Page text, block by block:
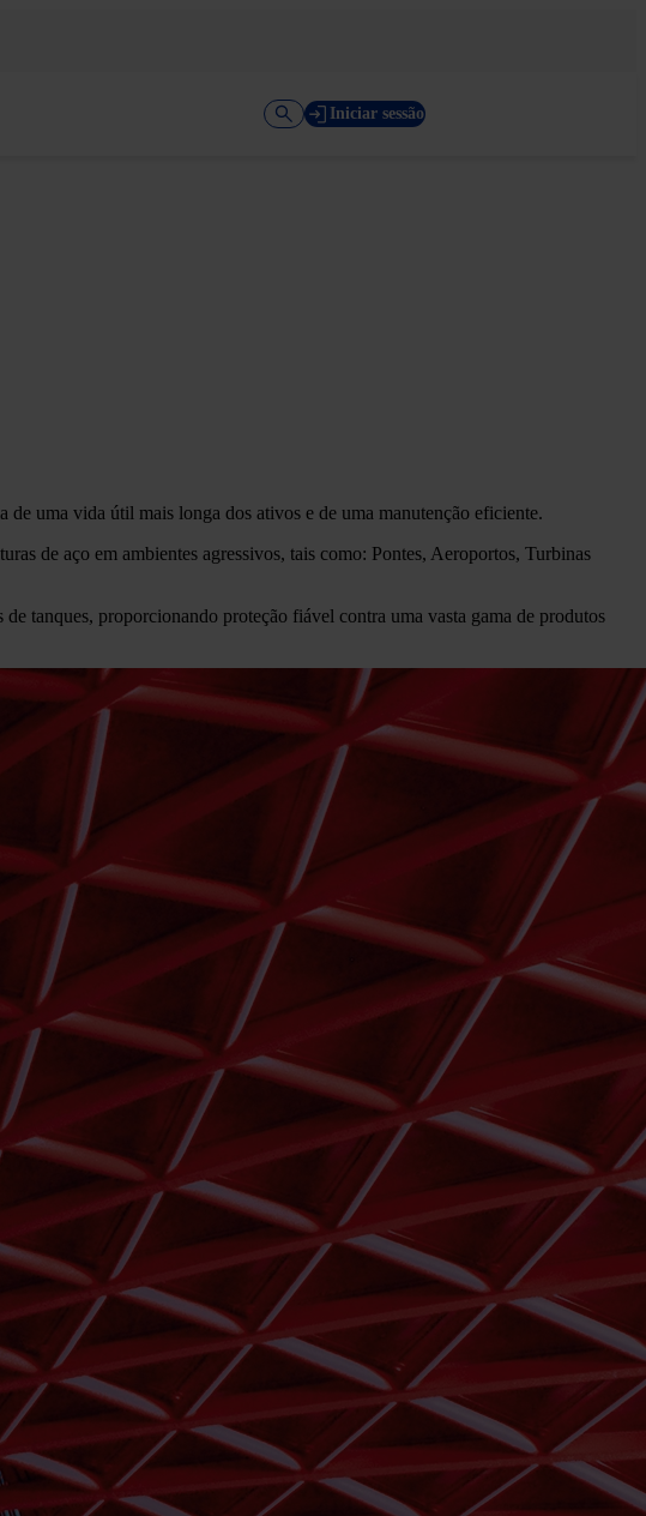
Iniciar sessão
uma vida útil mais longa dos ativos e de uma manutenção eficiente.
de aço em ambientes agressivos, tais como: Pontes, Aeroportos, Turbinas
tanques, proporcionando proteção fiável contra uma vasta gama de produtos